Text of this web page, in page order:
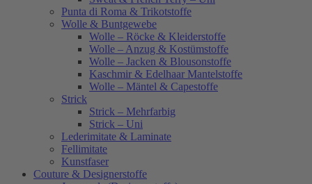
Punta di Roma & Trikotstoffe
Wolle & Buntgewebe
Wolle – Röcke & Kleiderstoffe
Wolle – Anzug & Kostümstoffe
Wolle – Jacken & Blousonstoffe
Kaschmir & Edelhaar Mantelstoffe
Wolle – Mäntel & Capestoffe
Strick
Strick – Mehrfarbig
Strick – Uni
Lederimitate & Laminate
Fellimitate
Kunstfaser
Couture & Designerstoffe